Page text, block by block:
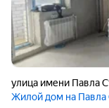
улица имени Павла
Жилой дом на Павла